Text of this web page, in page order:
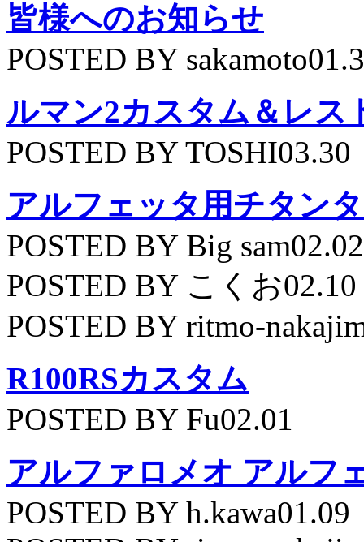
皆様へのお知らせ
POSTED BY
ルマン2カスタム＆レス
POSTED BY TOSHI03.30
アルフェッタ用チタン
POSTED BY Big sam02.02
POSTED BY こくお02.10
POSTED BY ritmo-
R100RSカスタム
POSTED BY Fu02.01
アルファロメオ アルフ
POSTED BY h.kawa01.09